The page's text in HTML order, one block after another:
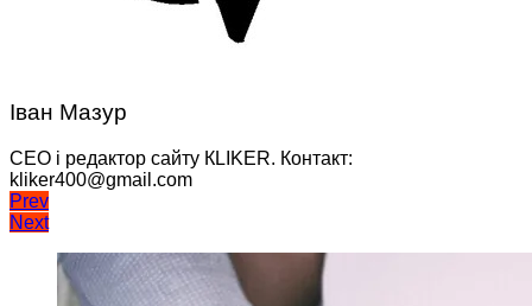
Іван Мазур
CEO і редактор сайту КLIKER. Контакт:
kliker400@gmail.com
Навігація
записів
Prev
Next